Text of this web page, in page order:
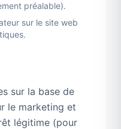
préalable).
sur le site web
sur la base de
le marketing et
légitime (pour